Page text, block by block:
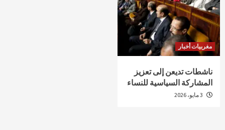
مغربيات أخبار
ناشطات تديعن إلى تعزيز
المشاركة السياسية للنساء